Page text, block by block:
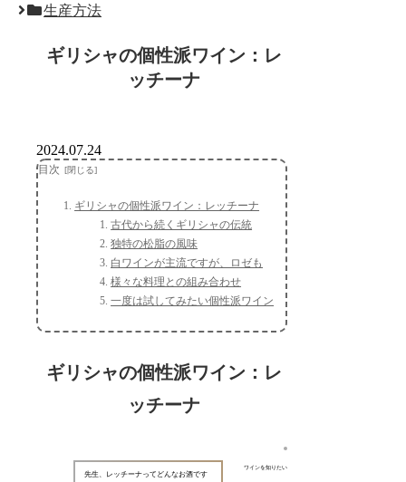
生産方法
ギリシャの個性派ワイン：レ
ッチーナ
2024.07.24
目次
ギリシャの個性派ワイン：レッチーナ
古代から続くギリシャの伝統
独特の松脂の風味
白ワインが主流ですが、ロゼも
様々な料理との組み合わせ
一度は試してみたい個性派ワイン
ギリシャの個性派ワイン：レ
ッチーナ
ワインを知りたい
先生、レッチーナってどんなお酒です